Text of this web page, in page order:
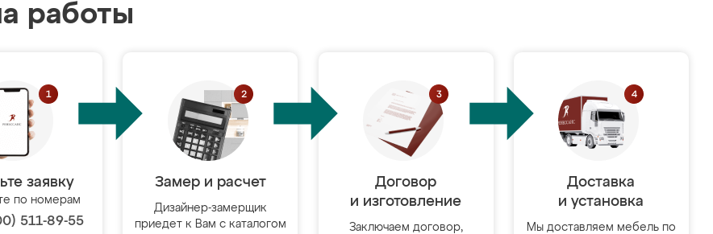
работы
заявку
по номерам
511-89-55
Замер и расчет
Дизайнер-замерщик
приедет к Вам с каталогом
Договор
и изготовление
Заключаем договор,
Доставка
и установка
Мы доставляем мебель по